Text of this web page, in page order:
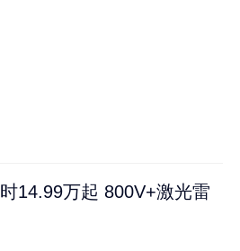
14.99万起 800V+激光雷